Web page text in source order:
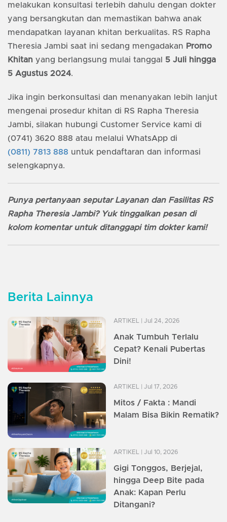
melakukan konsultasi terlebih dahulu dengan dokter
yang bersangkutan dan memastikan bahwa anak
mendapatkan layanan khitan berkualitas. RS Rapha
Theresia Jambi saat ini sedang mengadakan Promo
Khitan yang berlangsung mulai tanggal 5 Juli hingga
5 Agustus 2024.
Jika ingin berkonsultasi dan menanyakan lebih lanjut
mengenai prosedur khitan di RS Rapha Theresia
Jambi, silakan hubungi Customer Service kami di
(0741) 3620 888 atau melalui WhatsApp di
(0811) 7813 888 untuk pendaftaran dan informasi
selengkapnya.
Punya pertanyaan seputar Layanan dan Fasilitas RS
Rapha Theresia Jambi? Yuk tinggalkan pesan di
kolom komentar untuk ditanggapi tim dokter kami!
Berita Lainnya
ARTIKEL | Jul 24, 2026
Anak Tumbuh Terlalu
Cepat? Kenali Pubertas
Dini!
ARTIKEL | Jul 17, 2026
Mitos / Fakta : Mandi
Malam Bisa Bikin Rematik?
ARTIKEL | Jul 10, 2026
Gigi Tonggos, Berjejal,
hingga Deep Bite pada
Anak: Kapan Perlu
Ditangani?